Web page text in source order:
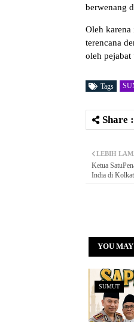
berwenang
Oleh
terencana
oleh
Tags
LEBIH
Ketua
India di
YOU
SUMUT